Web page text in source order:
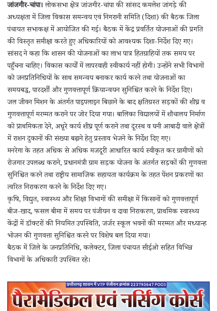
जांजगीर-चांपा।लोकसभा क्षेत्र जांजगीर-चांपा की सांसद कमलेश जांगड़े की
अध्यक्षता में जिला विकास समन्वय एवं निगरानी समिति (दिशा) की बैठक जिला
पंचायत सभाकक्ष में आयोजित की गई। बैठक में केंद्र प्रवर्तित योजनाओं की प्रगति
की विस्तृत समीक्षा करते हुए अधिकारियों को आवश्यक दिशा-निर्देश दिए गए।
सांसद ने कहा कि शासन की योजनाओं का लाभ पात्र हितग्राहियों तक समय पर
पहुँचना चाहिए। विकास कार्यों में लापरवाही स्वीकार्य नहीं होगी। उन्होंने सभी विभागों
को जनप्रतिनिधियों के साथ समन्वय बनाकर कार्य करने तथा योजनाओं का
समयबद्ध, पारदर्शी और गुणवत्तापूर्ण क्रियान्वयन सुनिश्चित करने के निर्देश दिए।
जल जीवन मिशन के अंतर्गत पाइपलाइन बिछाने के बाद क्षतिग्रस्त सड़कों की शीघ्र व
गुणवत्तापूर्ण मरम्मत कराने पर जोर दिया गया। बालिका विद्यालयों में शौचालय निर्माण
को प्राथमिकता देने, अधूरे कार्य शीघ्र पूर्ण कराने तथा दूरस्थ व घनी आबादी वाले क्षेत्रों
में राशन दुकानों की संख्या बढ़ाने हेतु प्रस्ताव भेजने के निर्देश दिए गए।
मनरेगा के तहत अधिक से अधिक मजदूरी आधारित कार्य स्वीकृत कर ग्रामीणों को
रोजगार उपलब्ध कराने, प्रधानमंत्री ग्राम सड़क योजना के अंतर्गत सड़कों की गुणवत्ता
सुनिश्चित करने तथा राष्ट्रीय सामाजिक सहायता कार्यक्रम के तहत पेंशन प्रकरणों का
त्वरित निराकरण करने के निर्देश दिए गए।
कृषि, विद्युत, स्वास्थ्य और शिक्षा विभागों की समीक्षा में किसानों को गुणवत्तापूर्ण
बीज-खाद, फसल बीमा में समय पर पंजीयन व दावा निराकरण, प्राथमिक स्वास्थ्य
केंद्रों में डॉक्टरों की नियमित उपस्थिति, जर्जर स्कूल भवनों की मरम्मत और मध्यान्ह
भोजन की गुणवत्ता सुनिश्चित करने पर विशेष बल दिया गया।
बैठक में जिले के जनप्रतिनिधि, कलेक्टर, जिला पंचायत सीईओ सहित विभिन्न
विभागों के अधिकारी उपस्थित रहे।